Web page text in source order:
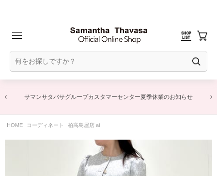
サマンサタバサグループカスタマーセンター夏季休業のお知らせ
HOME コーディネート 柏高島屋店 ai